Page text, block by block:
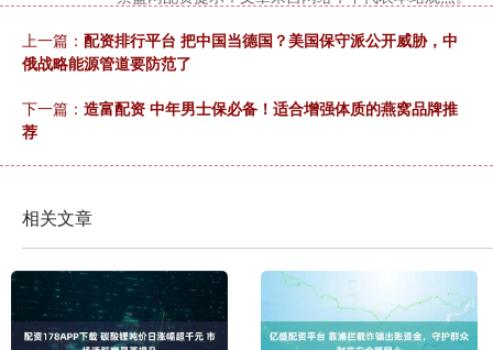
上一篇： 配资排行平台 把中国当德国？美国保守派公开威胁，中
俄战略能源管道要防范了
下一篇： 造富配资 中年男士保必备！适合增强体质的燕窝品牌推
荐
相关文章